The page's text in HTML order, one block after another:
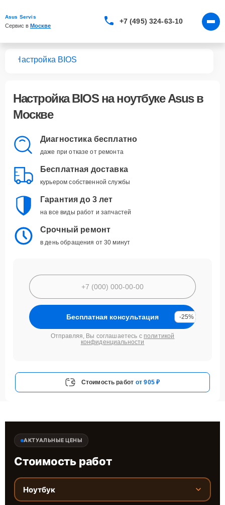
Asus Servis
Сервис в Москве
+7 (495) 324-63-10
Настройка BIOS
Настройка BIOSна ноутбуке Asus в
Москве
Диагностика бесплатно
даже при отказе от ремонта
Бесплатная доставка
курьером собственной службы
Гарантия до 3 лет
на все виды работ и запчастей
Срочный ремонт
в день обращения от 30 минут
Бесплатная консультация -25%
Отправляя, Вы соглашаетесь с политикой
конфиденциальности
Стоимость работ от 905 ₽
АКТУАЛЬНЫЕ ЦЕНЫ
Стоимость работ
Ноутбук